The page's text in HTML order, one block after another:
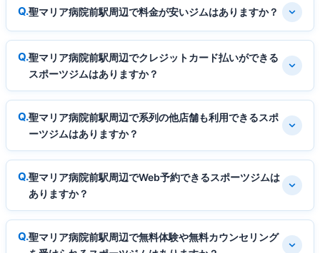
聖マリア病院前駅周辺で料金が安いジムはありますか？
聖マリア病院前駅周辺でクレジットカード払いができる
スポーツジムはありますか？
聖マリア病院前駅周辺で系列の他店舗も利用できるスポ
ーツジムはありますか？
聖マリア病院前駅周辺でWeb予約できるスポーツジムは
ありますか？
聖マリア病院前駅周辺で無料体験や無料カウンセリング